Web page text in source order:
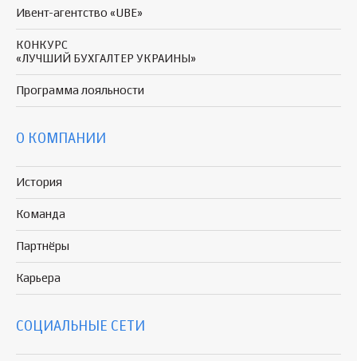
Ивент-агентство «UBE»
КОНКУРС
«ЛУЧШИЙ БУХГАЛТЕР УКРАИНЫ»
Программа лояльности
О КОМПАНИИ
История
Команда
Партнёры
Карьера
СОЦИАЛЬНЫЕ СЕТИ